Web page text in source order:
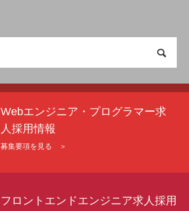
Webエンジニア・プログラマー求
人採用情報
募集要項を見る ＞
フロントエンドエンジニア求人採用